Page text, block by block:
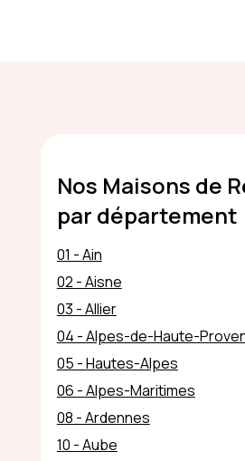
Nos Maisons de
par département
01 - Ain
02 - Aisne
03 - Allier
04 - Alpes-de-Haute-
05 - Hautes-Alpes
06 - Alpes-Maritimes
08 - Ardennes
10 - Aube